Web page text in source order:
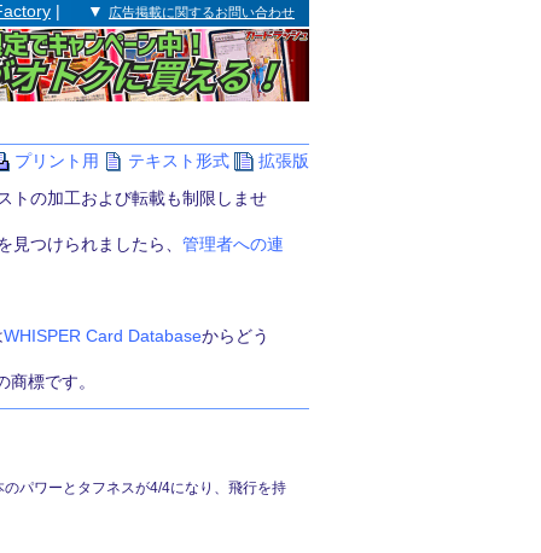
| ▼ 広告掲載に関するお問い合わせ
プリント用 テキスト形式
拡張版
トの加工および転載も制限しませ
つけられましたら、 管理者への連
WHISPER Card Databaseからどう
標です。
パワーとタフネスが4/4になり、飛行を持